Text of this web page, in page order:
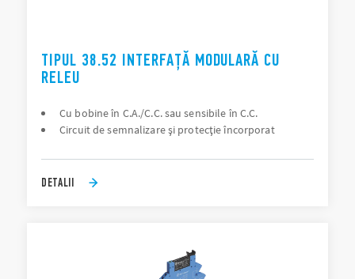
TIPUL 38.52 INTERFAȚĂ MODULARĂ CU
RELEU
Cu bobine în C.A./C.C. sau sensibile în C.C.
Circuit de semnalizare şi protecţie încorporat
DETALII